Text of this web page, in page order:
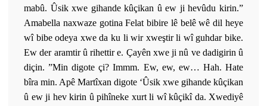
mabû. Ûsik xwe gihande kûçikan û ew ji hevûdu kirin.”
Amabella naxwaze gotina Felat bibire lê belê wê dil heye
wî bibe odeya xwe da ku li wir xweştir li wî guhdar bike.
Ew der aramtir û rihettir e. Çayên xwe ji nû ve dadigirin û
diçin. ”Min digote çi? Immm. Ew, ew, ew… Hah. Hate
bîra min. Apê Martîxan digote ‘Ûsik xwe gihande kûçikan
û ew ji hev kirin û pihîneke xurt li wî kûçikî da. Xwediyê